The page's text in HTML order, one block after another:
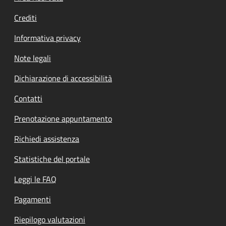
Crediti
Informativa privacy
Note legali
Dichiarazione di accessibilità
Contatti
Prenotazione appuntamento
Richiedi assistenza
Statistiche del portale
Leggi le FAQ
Pagamenti
Riepilogo valutazioni